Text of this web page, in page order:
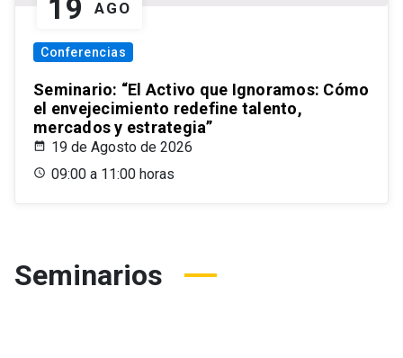
19 AGO
Conferencias
Seminario: “El Activo que Ignoramos: Cómo
el envejecimiento redefine talento,
mercados y estrategia”
19 de Agosto de 2026
09:00 a 11:00 horas
Seminarios